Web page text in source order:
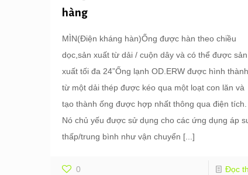
hàng
MÌN(Điện kháng hàn)Ống được hàn theo chiều
dọc,sản xuất từ ​​dải / cuộn dây và có thể được sản
xuất tối đa 24”Ống lạnh OD.ERW được hình thành
từ một dải thép được kéo qua một loạt con lăn và
tạo thành ống được hợp nhất thông qua điện tích.
Nó chủ yếu được sử dụng cho các ứng dụng áp
thấp/trung bình như vận chuyển [...]
0 Đọc